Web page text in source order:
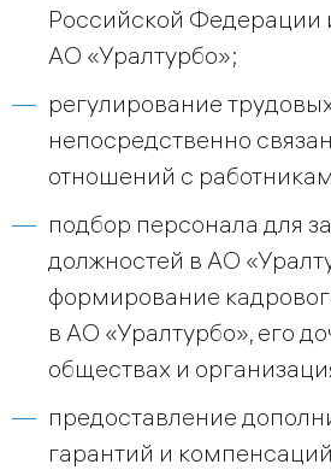
Российской Федерации
АО «Уралтурбо»;
регулирование
непосредственно
отношений с
подбор персонала для
должностей в АО
формирование
в АО «Уралтурбо», его
обществах и
предоставление
гарантий и